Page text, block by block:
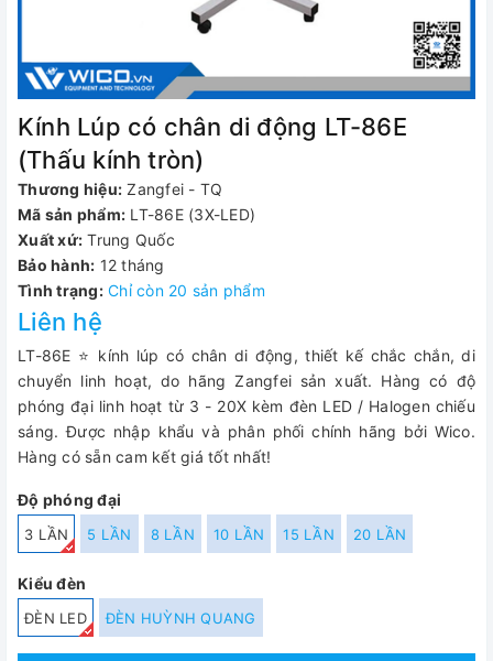
Kính Lúp có chân di động LT-86E
(Thấu kính tròn)
Thương hiệu: Zangfei - TQ
Mã sản phẩm: LT-86E (3X-LED)
Xuất xứ: Trung Quốc
Bảo hành: 12 tháng
Tình trạng: Chỉ còn 20 sản phẩm
Liên hệ
LT-86E ⭐ kính lúp có chân di động, thiết kế chắc chắn, di
chuyển linh hoạt, do hãng Zangfei sản xuất. Hàng có độ
phóng đại linh hoạt từ 3 - 20X kèm đèn LED / Halogen chiếu
sáng. Được nhập khẩu và phân phối chính hãng bởi Wico.
Hàng có sẵn cam kết giá tốt nhất!
Độ phóng đại
3 LẦN 5 LẦN 8 LẦN 10 LẦN 15 LẦN 20 LẦN
Kiểu đèn
ĐÈN LED ĐÈN HUỲNH QUANG